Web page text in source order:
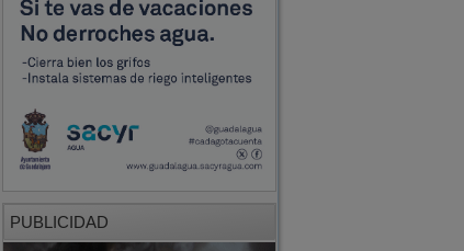
PUBLICIDAD